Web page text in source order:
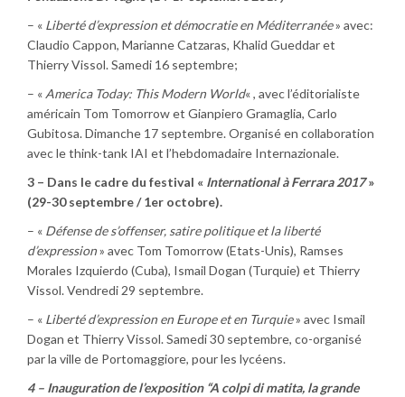
– « Liberté d’expression et démocratie en Méditerranée» avec:
Claudio Cappon, Marianne Catzaras, Khalid Gueddar et
Thierry Vissol. Samedi 16 septembre;
– « America Today: This Modern World« , avec l’éditorialiste
américain Tom Tomorrow et Gianpiero Gramaglia, Carlo
Gubitosa. Dimanche 17 septembre. Organisé en collaboration
avec le think-tank IAI et l’hebdomadaire Internazionale.
3 – Dans le cadre du festival « International à Ferrara 2017»
(29-30 septembre / 1er octobre).
– « Défense de s’offenser, satire politique et la liberté
d’expression» avec Tom Tomorrow (Etats-Unis), Ramses
Morales Izquierdo (Cuba), Ismail Dogan (Turquie) et Thierry
Vissol. Vendredi 29 septembre.
– « Liberté d’expression en Europe et en Turquie» avec Ismail
Dogan et Thierry Vissol. Samedi 30 septembre, co-organisé
par la ville de Portomaggiore, pour les lycéens.
4 – Inauguration de l’exposition “A colpi di matita, la grande